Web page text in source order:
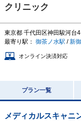
クリニック
東京都 千代田区神田駿河台
最寄り駅： 御茶ノ水駅 /新
オンライン決済対応
プラン一覧
メディカルスキャニ